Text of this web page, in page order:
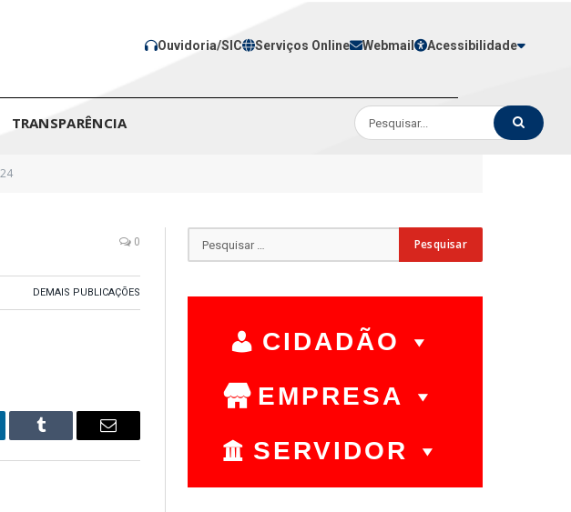
Ouvidoria/SIC Serviços Online Webmail Acessibilidade
TRANSPARÊNCIA
0
DEMAIS PUBLICAÇÕES
Tumblr
E-
CIDADÃO
EMPRESA
SERVIDOR